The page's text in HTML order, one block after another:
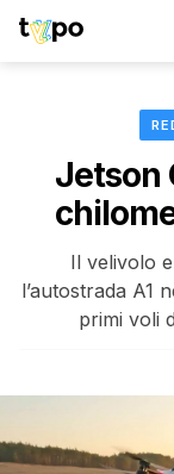
Jetson
Il velivolo
l’autostrada A1
primi voli